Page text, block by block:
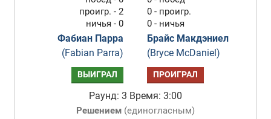
проигр. - 2
ничья - 0
Фабиан Парра
(Fabian Parra)
0 - проигр.
0 - ничья
Брайс Макдэниел
(Bryce McDaniel)
ВЫИГРАЛ ПРОИГРАЛ
Раунд: 3 Время: 3:00
Решением(единогласным)